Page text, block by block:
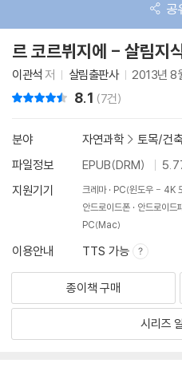
공
르 코르뷔지에 - 살림지
이관석 저 살림출판사 2013년 8
8.1 (7건)
분야 자연과학 > 토목/건
파일정보
EPUB(DRM)
지원기기
크레마 PC(윈도우 - 4K
안드로이드폰
안드로이드
PC(Mac)
이용안내 TTS 가능
종이책 구매
시리즈